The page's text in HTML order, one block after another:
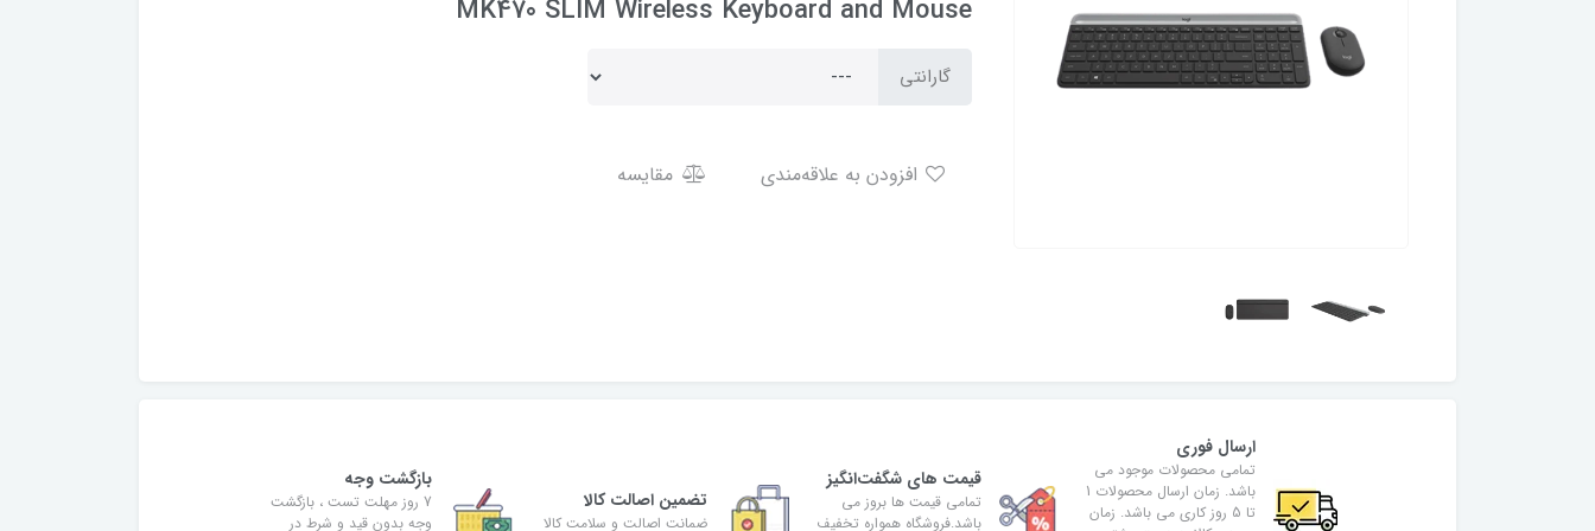
MK470 SLIM Wireless Keyboard and Mouse
گارانتی
مقایسه
ارسال فوری
تمامی محصولات موجود می
باشد. زمان ارسال محصولات 1
تا 5 روز کاری می باشد. زمان
قیمت های شگفت‌انگیز
تمامی قیمت ها بروز می
باشد.فروشگاه همواره تخفیف
تضمین اصالت کالا
ضمانت اصالت و سلامت کالا
بازگشت وجه
7 روز مهلت تست ، بازگشت
وجه بدون قید و شرط در